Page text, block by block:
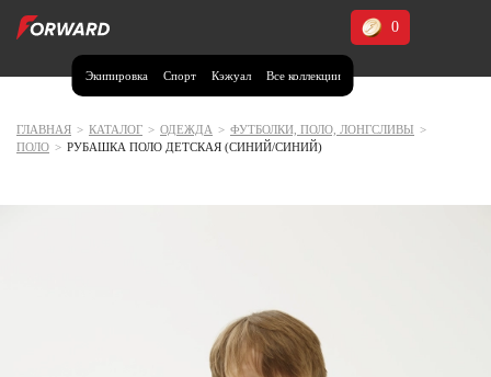
Экипировка Спорт Кэжуал Все коллекции
0
Москва и МО
ГЛАВНАЯ > КАТАЛОГ > ОДЕЖДА > ФУТБОЛКИ, ПОЛО, ЛОНГСЛИВЫ >
ПОЛО > РУБАШКА ПОЛО ДЕТСКАЯ (СИНИЙ/СИНИЙ)